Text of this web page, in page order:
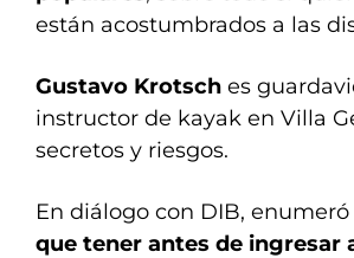
están acostumbrados a las
Gustavo Krotsch es
instructor de kayak en Villa
secretos y riesgos.
En diálogo con DIB, enumeró
que tener antes de ingresar